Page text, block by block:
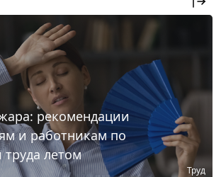
рекомендации
и работникам по
летом
Труд